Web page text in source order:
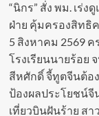
“นิกร” สั่ง พม. เร่
ฝ่าย คุ้มครองสิทธิ
5 สิงหาคม 2569
โรงเรียนนายร้อย
สีหศักดิ์ จี้ทูตจีนต้อ
ป้องผลประโยชน์จี
เที่ยวบินฝันร้าย สา